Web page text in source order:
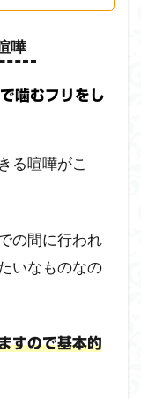
嘩
噛むフリをし
る喧嘩がこ
の間に行われ
いなものなの
すので基本的